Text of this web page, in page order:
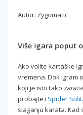
Autor: Zygomatic
Više igara poput
Ako volite kartaške
vremena. Dok igram
koji je isto tako
probajte i Spider
slaganju karata. Kad